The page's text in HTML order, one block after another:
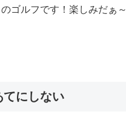
ゴルフです！楽しみだぁ～
てにしない